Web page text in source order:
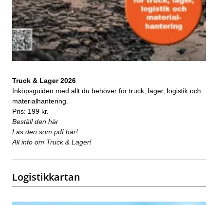
Truck & Lager 2026
Inköpsguiden med allt du behöver för truck, lager, logistik och
materialhantering.
Pris: 199 kr.
Beställ den här
Läs den som pdf här!
All info om Truck & Lager!
Logistikkartan